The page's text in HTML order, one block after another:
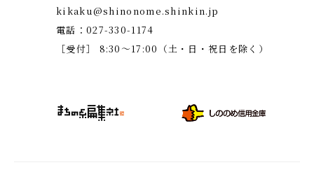
kikaku@shinonome.shinkin.jp
電話：027-330-1174
［受付］ 8:30～17:00（土・日・祝日を除く）